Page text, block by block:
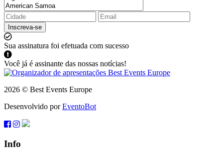
Inscreva-se
Sua assinatura foi efetuada com sucesso
Você já é assinante das nossas notícias!
2026 © Best Events Europe
Desenvolvido porEventoBot
Info